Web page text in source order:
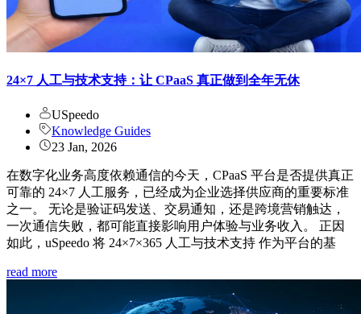
24×7 人工与技术支持：让 CPaaS 真正做到全年无休
USpeedo
Knowledge Guides
23 Jan, 2026
在数字化业务高度依赖通信的今天，CPaaS 平台是否提供真正
可靠的 24×7 人工服务，已经成为企业选择供应商的重要标准
之一。 无论是验证码发送、交易通知，还是跨境营销触达，
一次通信失败，都可能直接影响用户体验与业务收入。 正因
如此，uSpeedo 将 24×7×365 人工与技术支持 作为平台的基
read more